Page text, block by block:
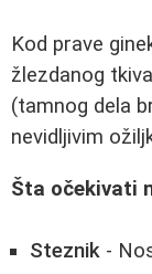
Kod prave
žlezdanog
(tamnog dela
nevidljivim
Šta očekivati
Steznik -